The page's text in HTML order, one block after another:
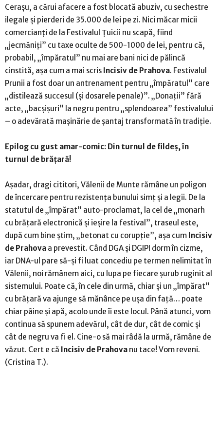
Cerașu, a cărui afacere a fost blocată abuziv, cu sechestre
ilegale și pierderi de 35.000 de lei pe zi. Nici măcar micii
comercianți de la Festivalul Țuicii nu scapă, fiind
„jecmăniți” cu taxe oculte de 500-1000 de lei, pentru că,
probabil, „împăratul” nu mai are bani nici de pălincă
cinstită, așa cum a mai scris Incisiv de Prahova. Festivalul
Prunii a fost doar un antrenament pentru „împăratul” care
„distilează succesul (și dosarele penale)”. „Donații” fără
acte, „bacșișuri” la negru pentru „splendoarea” festivalului
– o adevărată mașinărie de șantaj transformată în tradiție.
Epilog cu gust amar-comic: Din turnul de fildeș, în
turnul de brățară!
Așadar, dragi cititori, Vălenii de Munte rămâne un poligon
de încercare pentru rezistența bunului simț și a legii. De la
statutul de „împărat” auto-proclamat, la cel de „monarh
cu brățară electronică și ieșire la festival”, traseul este,
după cum bine știm, „betonat cu corupție”, așa cum Incisiv
de Prahova a prevestit. Când DGA și DGIPI dorm în cizme,
iar DNA-ul pare să-și fi luat concediu pe termen nelimitat în
Vălenii, noi rămânem aici, cu lupa pe fiecare șurub ruginit al
sistemului. Poate că, în cele din urmă, chiar și un „împărat”
cu brățară va ajunge să mănânce pe ușa din față… poate
chiar pâine și apă, acolo unde îi este locul. Până atunci, vom
continua să spunem adevărul, cât de dur, cât de comic și
cât de negru va fi el. Cine-o să mai râdă la urmă, rămâne de
văzut. Cert e că Incisiv de Prahova nu tace! Vom reveni.
(Cristina T.).